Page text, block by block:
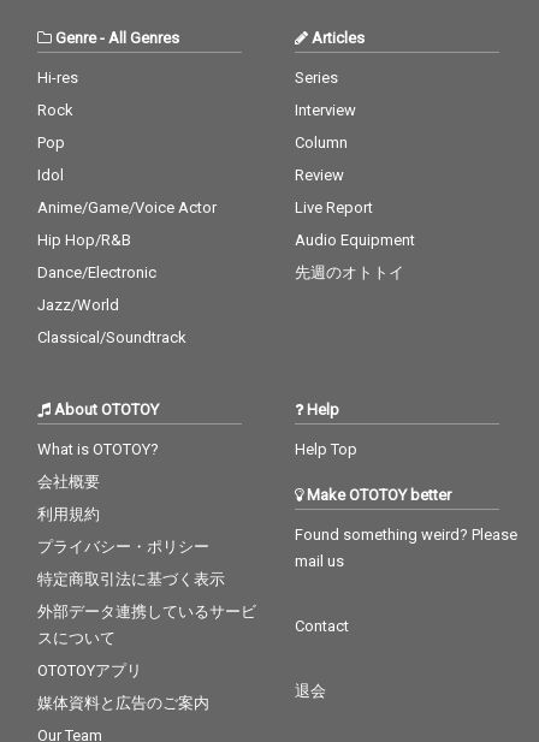
Genre- All Genres
Hi-res
Rock
Pop
Idol
Anime/Game/Voice Actor
Hip Hop/R&B
Dance/Electronic
Jazz/World
Classical/Soundtrack
Articles
Series
Interview
Column
Review
Live Report
Audio Equipment
先週のオトトイ
About OTOTOY
What is OTOTOY?
会社概要
利用規約
プライバシー・ポリシー
特定商取引法に基づく表示
外部データ連携しているサービ
スについて
OTOTOYアプリ
媒体資料と広告のご案内
Our Team
Help
Help Top
Make OTOTOY better
Found something weird? Please
mail us
Contact
退会